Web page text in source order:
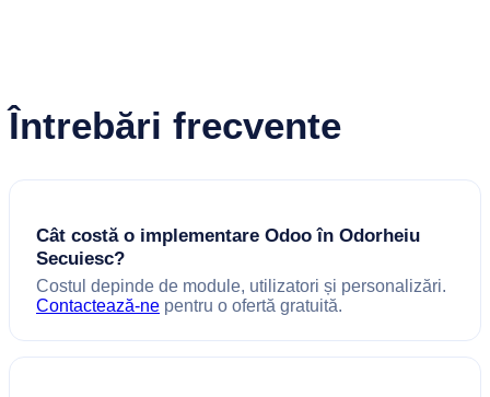
Întrebări frecvente
Cât costă o implementare Odoo în Odorheiu
Secuiesc?
Costul depinde de module, utilizatori și personalizări.
Contactează-ne pentru o ofertă gratuită.